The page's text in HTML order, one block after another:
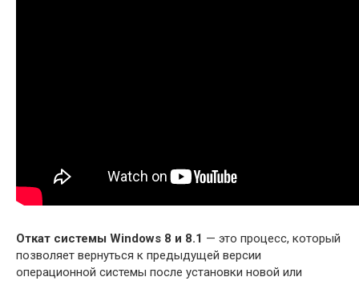
Откат системы Windows 8 и 8.1 — это процесс, который
позволяет вернуться к предыдущей версии
операционной системы после установки новой или